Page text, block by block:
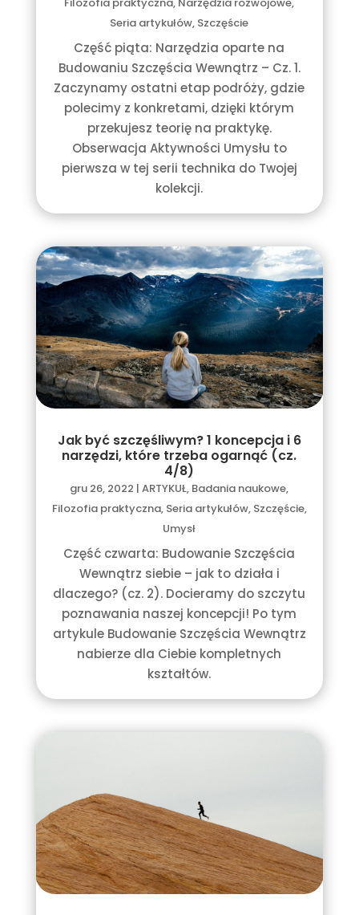
Seria artykułów, Szczęście
Część piąta: Narzędzia oparte na
Budowaniu Szczęścia Wewnątrz – Cz. 1.
Zaczynamy ostatni etap podróży, gdzie
polecimy z konkretami, dzięki którym
przekujesz teorię na praktykę.
Obserwacja Aktywności Umysłu to
pierwsza w tej serii technika do Twojej
kolekcji.
Jak być szczęśliwym? 1 koncepcja i 6
narzędzi, które trzeba ogarnąć (cz.
4/8)
gru 26, 2022 |ARTYKUŁ, Badania naukowe,
Filozofia praktyczna, Seria artykułów, Szczęście,
Umysł
Część czwarta: Budowanie Szczęścia
Wewnątrz siebie – jak to działa i
dlaczego? (cz. 2). Docieramy do szczytu
poznawania naszej koncepcji! Po tym
artykule Budowanie Szczęścia Wewnątrz
nabierze dla Ciebie kompletnych
kształtów.